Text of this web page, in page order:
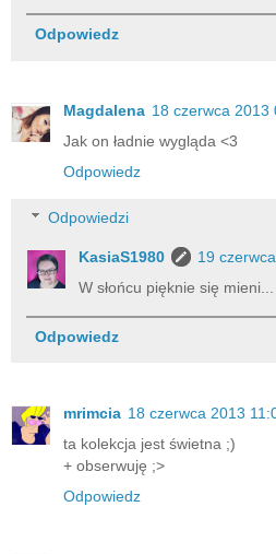
Odpowiedz
Magdalena 18 czerwca 2013
Jak on ładnie wygląda <3
Odpowiedz
Odpowiedzi
KasiaS1980
19
W słońcu pięknie się mieni...
Odpowiedz
mrimcia 18 czerwca 2013
ta kolekcja jest świetna ;)
+ obserwuję ;>
Odpowiedz